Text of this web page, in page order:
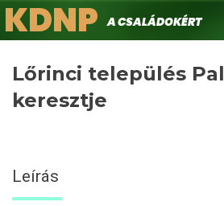
Ugrás
a
Keresés
KDNPA családokért.
Lőrinci település
keresztje
Leírás